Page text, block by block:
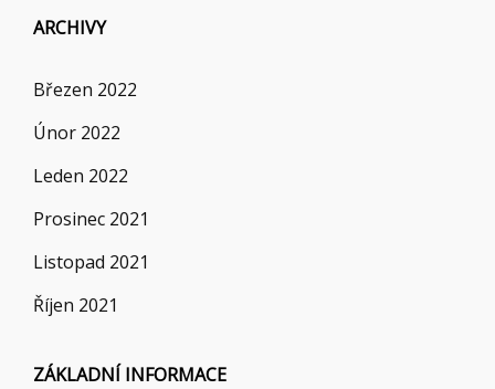
ARCHIVY
Březen 2022
Únor 2022
Leden 2022
Prosinec 2021
Listopad 2021
Říjen 2021
ZÁKLADNÍ INFORMACE